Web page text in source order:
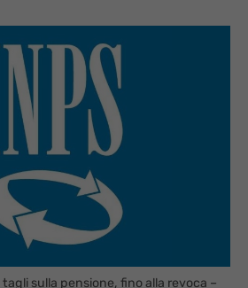
sulla pensione, fino alla revoca –